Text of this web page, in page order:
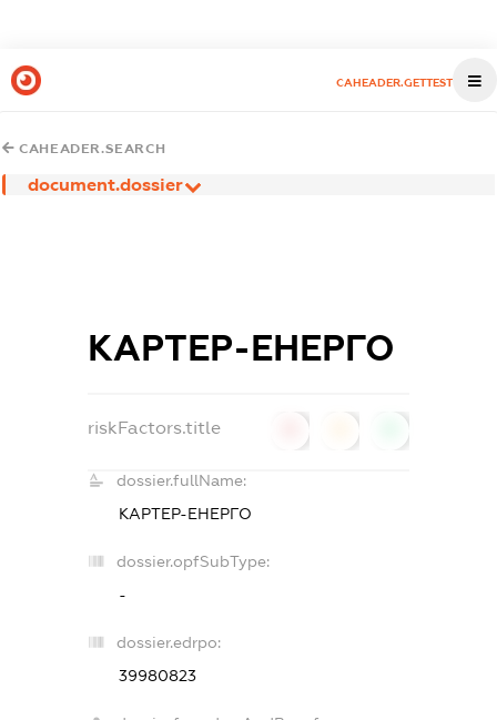
CAHEADER.GETTEST
CAHEADER.SEARCH
document.dossier
КАРТЕР-ЕНЕРГО
riskFactors.title
dossier.fullName:
КАРТЕР-ЕНЕРГО
dossier.opfSubType:
-
dossier.edrpo:
39980823